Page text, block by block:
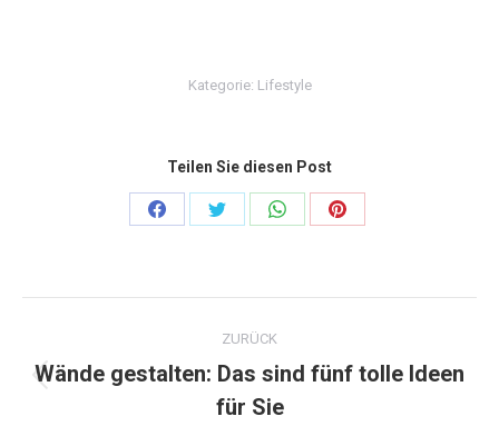
Kategorie: Lifestyle
Teilen Sie diesen Post
Share
Share
Share
Share
Kommentarnavigation
ZURÜCK
Vorheriger
Beitrag:
Wände gestalten: Das sind fünf tolle Ideen
für Sie